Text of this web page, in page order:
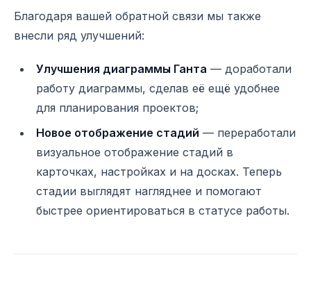
Благодаря вашей обратной связи мы также
внесли ряд улучшений:
Улучшения диаграммы Ганта — доработали
работу диаграммы, сделав её ещё удобнее
для планирования проектов;
Новое отображение стадий — переработали
визуальное отображение стадий в
карточках, настройках и на досках. Теперь
стадии выглядят нагляднее и помогают
быстрее ориентироваться в статусе работы.